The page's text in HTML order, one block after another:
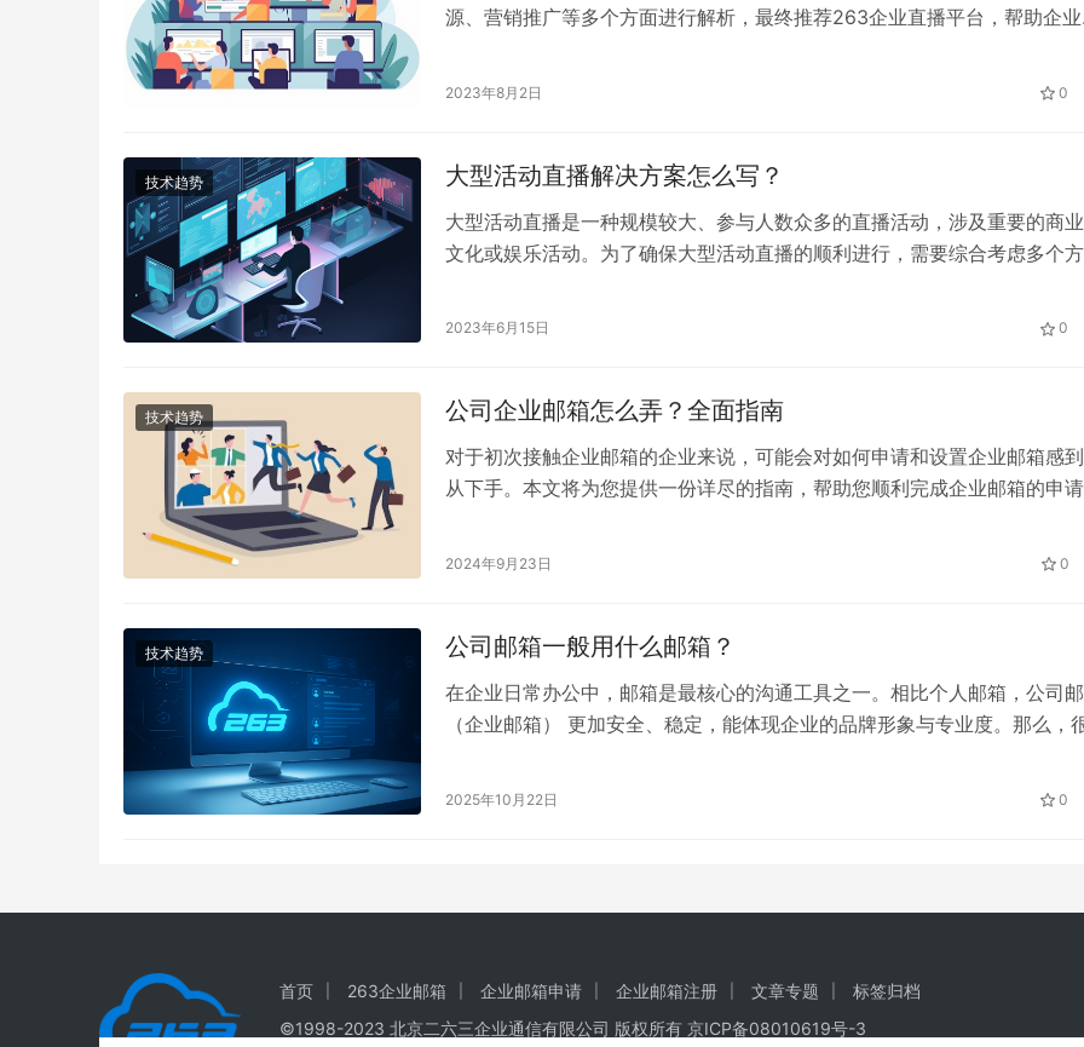
源、营销推广等多个方面进行解析，最终推荐263企业直播平台，帮助企业
2023年8月2日 0
技术趋势 大型活动直播解决方案怎么写？
大型活动直播是一种规模较大、参与人数众多的直播活动，涉及重要的商业
文化或娱乐活动。为了确保大型活动直播的顺利进行，需要综合考虑多个方
以确保活动的成功和高质量的直播体验。
2023年6月15日 0
技术趋势 公司企业邮箱怎么弄？全面指南
对于初次接触企业邮箱的企业来说，可能会对如何申请和设置企业邮箱感
从下手。本文将为您提供一份详尽的指南，帮助您顺利完成企业邮箱的申请
2024年9月23日 0
技术趋势 公司邮箱一般用什么邮箱？
在企业日常办公中，邮箱是最核心的沟通工具之一。相比个人邮箱，公司
（企业邮箱） 更加安全、稳定，能体现企业的品牌形象与专业度。那么，
常用的邮箱类型 三、如何选择合适的公司邮箱 选择公司邮箱时，企业应重
2025年10月22日 0
首页 263企业邮箱 企业邮箱申请 企业邮箱注册 文章专题
标签归档
©1998-2023 北京二六三企业通信有限公司 版权所有京ICP备08010619号-3